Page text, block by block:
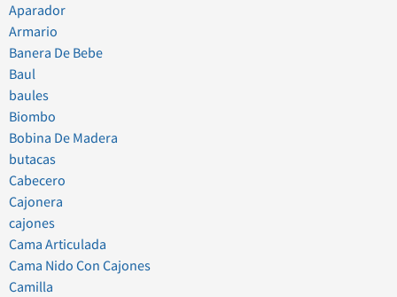
Aparador
Armario
Banera De Bebe
Baul
baules
Biombo
Bobina De Madera
butacas
Cabecero
Cajonera
cajones
Cama Articulada
Cama Nido Con Cajones
Camilla